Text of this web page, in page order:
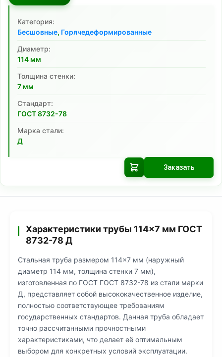
Категория:
Бесшовные, Горячедеформированные
Диаметр:
114 мм
Толщина стенки:
7 мм
Cтандарт:
ГОСТ 8732-78
Марка стали:
Д
Заказать
Характеристики трубы 114×7 мм ГОСТ
8732-78 Д
Стальная труба размером 114×7 мм (наружный
диаметр 114 мм, толщина стенки 7 мм),
изготовленная по ГОСТ ГОСТ 8732-78 из стали марки
Д, представляет собой высококачественное изделие,
полностью соответствующее требованиям
государственных стандартов. Данная труба обладает
точно рассчитанными прочностными
характеристиками, что делает её оптимальным
выбором для конкретных условий эксплуатации.